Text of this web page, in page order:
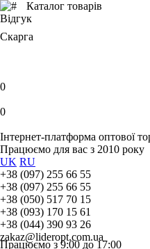
Каталог товарів
Відгук
Скарга
0
0
Інтернет-платформа оптової
Працюємо для вас з 2010 року
UK RU
+38 (097) 255 66 55
+38 (097) 255 66 55
+38 (050) 517 70 15
+38 (093) 170 15 61
+38 (044) 390 93 26
zakaz@lideropt.com.ua
Працюємо з 9:00 до 17:00